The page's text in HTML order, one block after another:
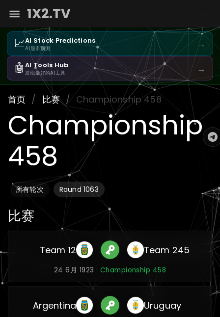
1X2.TV
📈AI Stock Predictions
AI股市预测 →
🤖AI Tools Hub
发现最好的AI工具 →
首页 / 比赛 / Championship 458
Championship
458
所有轮次 Round 1063
比赛
Team 12 Team 245
24 6月 1923 · Championship 458
Argentina Uruguay